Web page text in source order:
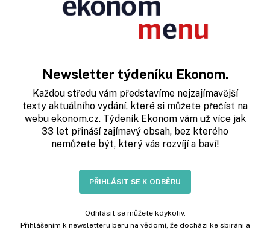
Newsletter týdeníku Ekonom.
Každou středu vám představíme nejzajímavější
texty aktuálního vydání, které si můžete přečíst na
webu ekonom.cz. Týdeník Ekonom vám už více jak
33 let přináší zajímavý obsah, bez kterého
nemůžete být, který vás rozvíjí a baví!
PŘIHLÁSIT SE K ODBĚRU
Odhlásit se můžete kdykoliv.
Přihlášením k newsletteru beru na vědomí, že dochází ke sbírání a